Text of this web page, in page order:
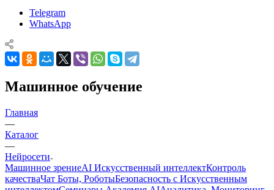
Telegram
WhatsApp
Машинное обучение
Главная
—
Каталог
—
Нейросети
Машинное зрениеAI Искусственный интеллектКонтроль
качестваЧат Боты, РоботыБезопасность с Искусственным